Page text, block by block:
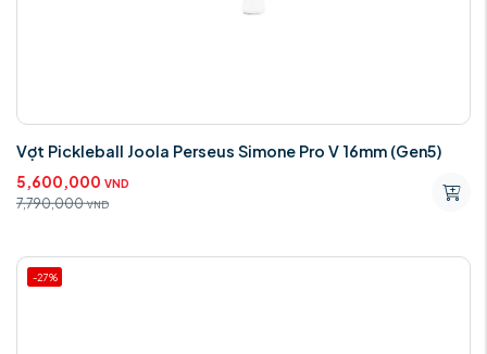
Vợt Pickleball Joola Perseus Simone Pro V 16mm (Gen5)
5,600,000 VND
7,790,000 VND
-27%